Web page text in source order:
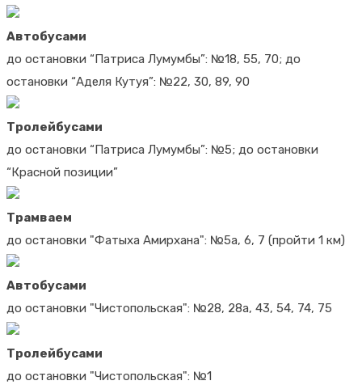
Автобусами
до остановки “Патриса Лумумбы”: №18, 55, 70; до
остановки “Аделя Кутуя”: №22, 30, 89, 90
Тролейбусами
до остановки “Патриса Лумумбы”: №5; до остановки
“Красной позиции”
Трамваем
до остановки "Фатыха Амирхана": №5а, 6, 7 (пройти 1 км)
Автобусами
до остановки "Чистопольская": №28, 28а, 43, 54, 74, 75
Тролейбусами
до остановки "Чистопольская": №1